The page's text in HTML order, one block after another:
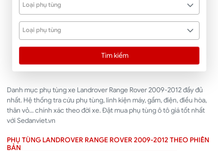
Loại phụ tùng
Loại phụ tùng
Tìm kiếm
Danh mục phụ tùng xe Landrover Range Rover 2009-2012 đầy đủ
nhất. Hệ thống tra cứu phụ tùng, linh kiện máy, gầm, điện, điều hòa,
thân vỏ... chính xác theo đời xe. Đặt mua phụ tùng ô tô giá tốt nhất
với Sedanviet.vn
PHỤ TÙNG LANDROVER RANGE ROVER 2009-2012 THEO PHIÊN
BẢN